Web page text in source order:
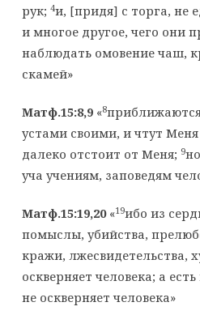
рук; 4и, [придя] с торга, не
и многое другое, чего они
наблюдать омовение чаш,
скамей»
Матф.15:8,9«8
устами своими, и чтут
далеко отстоит от Меня; 9
уча учениям, заповедям
Матф.15:19,20«19ибо из
помыслы, убийства,
кражи, лжесвидетельства,
оскверняет человека; а
не оскверняет человека»